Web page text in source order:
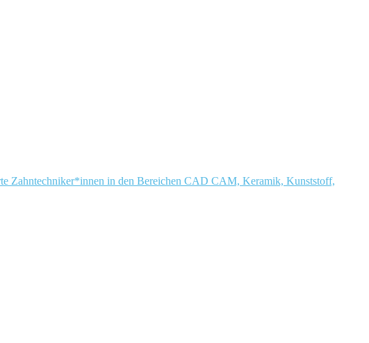
Zahntechniker*innen in den Bereichen CAD CAM, Keramik, Kunststoff,